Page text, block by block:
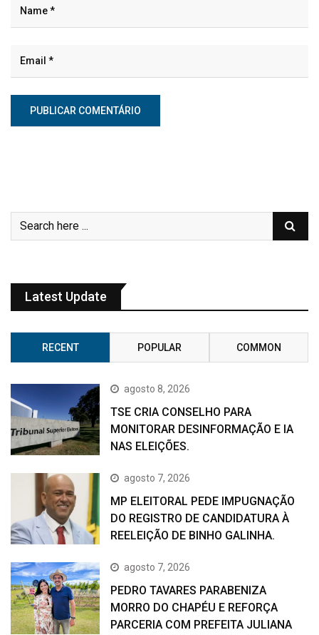
Latest Update
RECENT POPULAR COMMON
agosto 8, 2026
TSE CRIA CONSELHO PARA
MONITORAR DESINFORMAÇÃO E IA
NAS ELEIÇÕES.
agosto 7, 2026
MP ELEITORAL PEDE IMPUGNAÇÃO
DO REGISTRO DE CANDIDATURA À
REELEIÇÃO DE BINHO GALINHA.
agosto 7, 2026
PEDRO TAVARES PARABENIZA
MORRO DO CHAPÉU E REFORÇA
PARCERIA COM PREFEITA JULIANA